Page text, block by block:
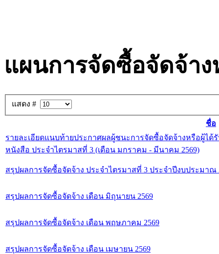
แผนการจัดซื้อจัดจ้า
แสดง #
ชื่อ
รายละเอียดแนบท้ายประกาศผลผู้ชนะการจัดซื้อจัดจ้างหรือผู้
หนังสือ ประจำไตรมาสที่ 3 (เดือน มกราคม - มีนาคม 2569)
สรุปผลการจัดซื้อจัดจ้าง ประจำไตรมาสที่ 3 ประจำปีงบประมาณ
สรุปผลการจัดซื้อจัดจ้าง เดือน มิถุนายน 2569
สรุปผลการจัดซื้อจัดจ้าง เดือน พฤษภาคม 2569
สรุปผลการจัดซื้อจัดจ้าง เดือน เมษายน 2569